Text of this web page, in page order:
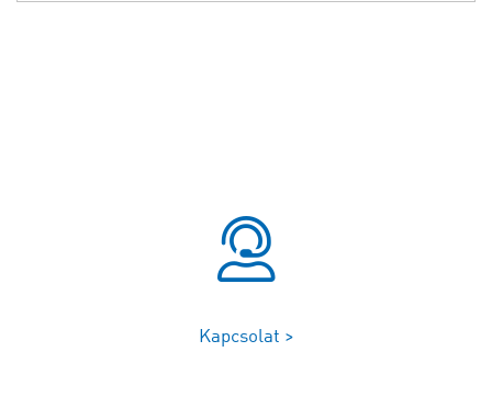
Kapcsolat >